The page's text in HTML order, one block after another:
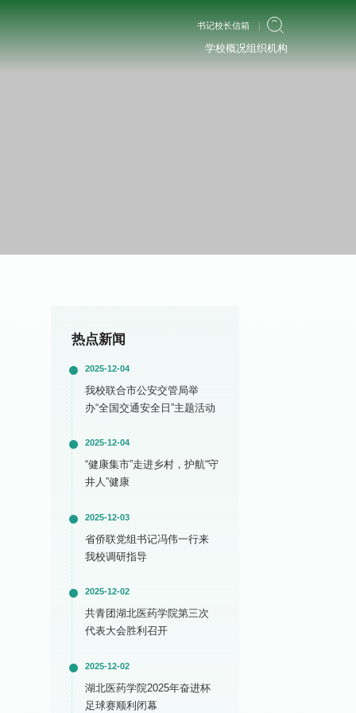
书记校长信箱
学校概况组织机构
热点新闻
2025-12-04
我校联合市公安交管局举
办“全国交通安全日”主题活动
2025-12-04
“健康集市”走进乡村，护航“守
井人”健康
2025-12-03
省侨联党组书记冯伟一行来
我校调研指导
2025-12-02
共青团湖北医药学院第三次
代表大会胜利召开
2025-12-02
湖北医药学院2025年奋进杯
足球赛顺利闭幕